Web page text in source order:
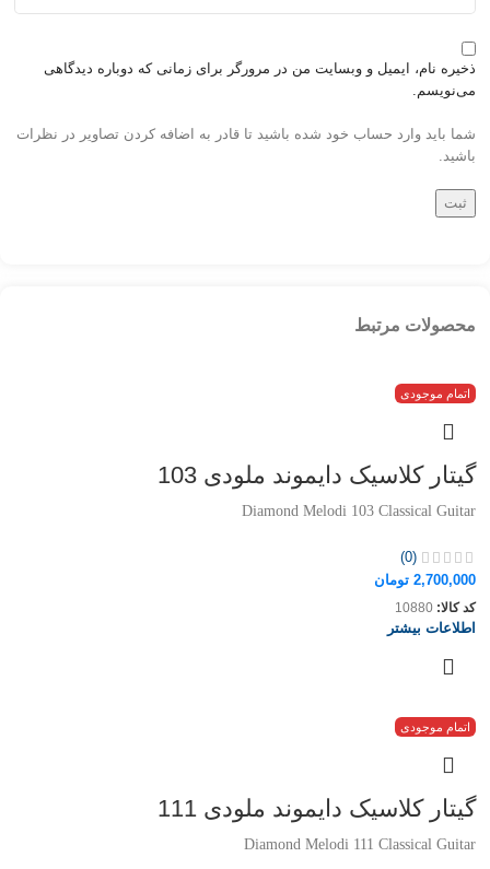
ذخیره نام، ایمیل و وبسایت من در مرورگر برای زمانی که دوباره دیدگاهی
می‌نویسم.
شما باید وارد حساب خود شده باشید تا قادر به اضافه کردن تصاویر در نظرات
باشید.
محصولات مرتبط
اتمام موجودی
گیتار کلاسیک دایموند ملودی 103
Diamond Melodi 103 Classical Guitar
(0)
2,700,000 تومان
کد کالا: 10880
اطلاعات بیشتر
اتمام موجودی
گیتار کلاسیک دایموند ملودی 111
Diamond Melodi 111 Classical Guitar